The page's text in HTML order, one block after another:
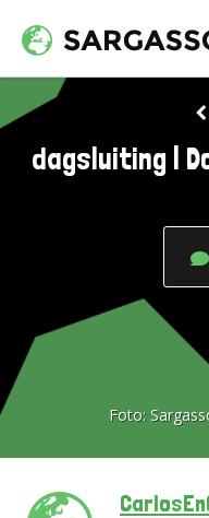
dagsluiting |
Foto: